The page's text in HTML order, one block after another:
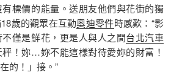
標價的能量。送朋友他們與花街的獨
歲的觀眾在互動奧迪零件時感歎：“影
僅是鮮花，更是人與人之間台北汽車
！妳…妳不能這樣對待愛妳的財富！
的！」接。”